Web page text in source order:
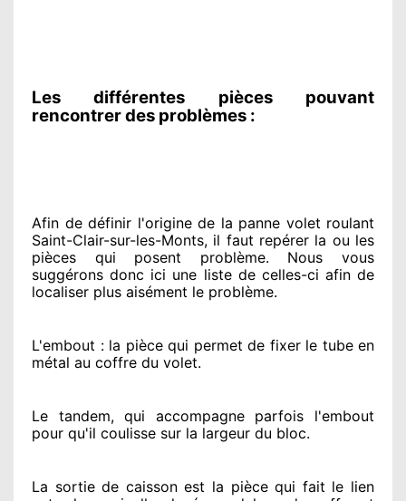
Les différentes pièces pouvant
rencontrer des problèmes :
Afin de définir l'originede la panne volet roulant
Saint-Clair-sur-les-Monts, il faut repérer la ou les
pièces qui posent problème. Nous vous
suggérons donc ici une liste de celles-ci afin de
localiser plus aisément le problème.
L'embout : la pièce qui permet de fixer le tube en
métal au coffre du volet.
Le tandem, qui accompagne parfois l'embout
pour qu'il coulisse sur la largeur du bloc.
La sortie de caisson est la pièce qui fait le lien